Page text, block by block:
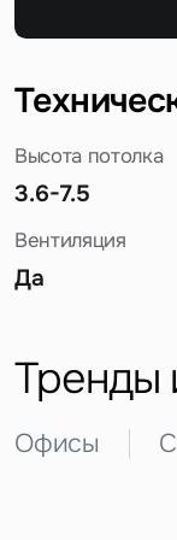
Высота потолка
3.6-7.5
Вентиляция
Да
Тренды
Офисы
Вопрос
Это